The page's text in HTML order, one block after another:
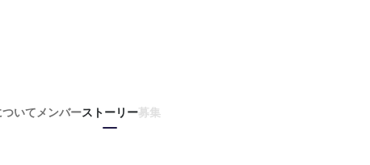
いて メンバーストーリー募集